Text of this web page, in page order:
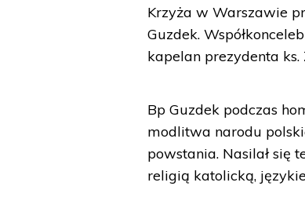
Krzyża w Warszawie
Guzdek.
kapelan prezydenta ks.
Bp Guzdek podczas
modlitwa narodu
powstania. Nasilał się
religią katolicką,